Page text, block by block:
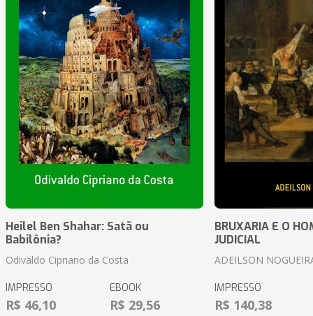
Heilel Ben Shahar: Satã ou
Babilônia?
Odivaldo Cipriano da Costa
IMPRESSO
R$ 46,10
EBOOK
R$ 29,56
BRUXARIA E O
JUDICIAL
ADEILSON
IMPRESSO
R$ 140,38